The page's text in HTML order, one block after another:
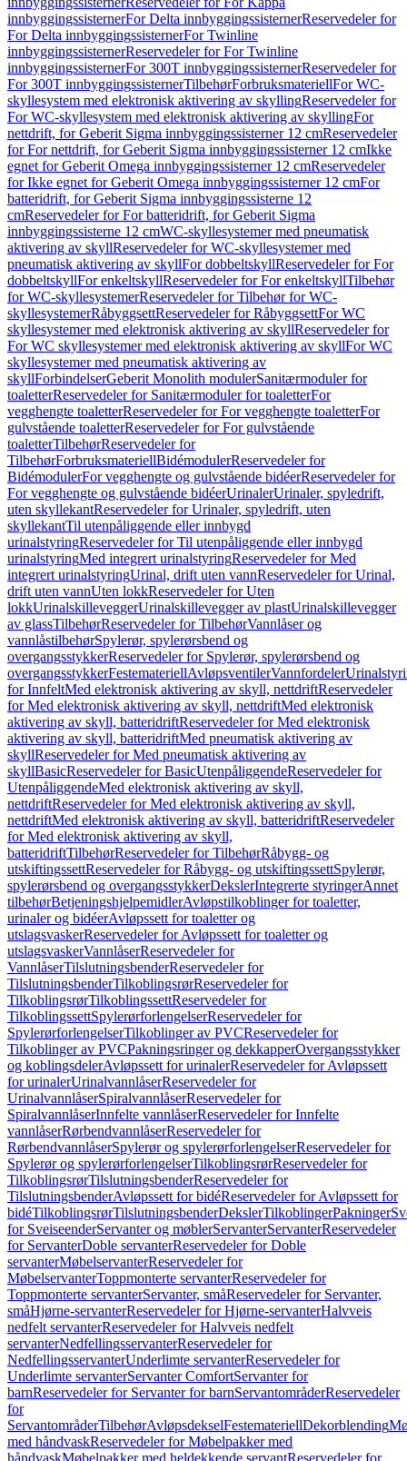
innbyggingssisternerFor Delta innbyggingssisternerReservedeler for
For Delta innbyggingssisternerFor Twinline
innbyggingssisternerReservedeler for For Twinline
innbyggingssisternerFor 300T innbyggingssisternerReservedeler for
For 300T innbyggingssisternerTilbehørForbruksmateriellFor WC-
skyllesystem med elektronisk aktivering av skyllingReservedeler for
For WC-skyllesystem med elektronisk aktivering av skyllingFor
nettdrift, for Geberit Sigma innbyggingssisterner 12 cmReservedeler
for For nettdrift, for Geberit Sigma innbyggingssisterner 12 cmIkke
egnet for Geberit Omega innbyggingssisterner 12 cmReservedeler
for Ikke egnet for Geberit Omega innbyggingssisterner 12 cmFor
batteridrift, for Geberit Sigma innbyggingssisterne 12
cmReservedeler for For batteridrift, for Geberit Sigma
innbyggingssisterne 12 cmWC-skyllesystemer med pneumatisk
aktivering av skyllReservedeler for WC-skyllesystemer med
pneumatisk aktivering av skyllFor dobbeltskyllReservedeler for For
dobbeltskyllFor enkeltskyllReservedeler for For enkeltskyllTilbehør
for WC-skyllesystemerReservedeler for Tilbehør for WC-
skyllesystemerRåbyggsettReservedeler for RåbyggsettFor WC
skyllesystemer med elektronisk aktivering av skyllReservedeler for
For WC skyllesystemer med elektronisk aktivering av skyllFor WC
skyllesystemer med pneumatisk aktivering av
skyllForbindelserGeberit Monolith modulerSanitærmoduler for
toaletterReservedeler for Sanitærmoduler for toaletterFor
vegghengte toaletterReservedeler for For vegghengte toaletterFor
gulvstående toaletterReservedeler for For gulvstående
toaletterTilbehørReservedeler for
TilbehørForbruksmateriellBidémodulerReservedeler for
BidémodulerFor vegghengte og gulvstående bidéerReservedeler for
For vegghengte og gulvstående bidéerUrinalerUrinaler, spyledrift,
uten skyllekantReservedeler for Urinaler, spyledrift, uten
skyllekantTil utenpåliggende eller innbygd
urinalstyringReservedeler for Til utenpåliggende eller innbygd
urinalstyringMed integrert urinalstyringReservedeler for Med
integrert urinalstyringUrinal, drift uten vannReservedeler for Urinal,
drift uten vannUten lokkReservedeler for Uten
lokkUrinalskilleveggerUrinalskillevegger av plastUrinalskillevegger
av glassTilbehørReservedeler for TilbehørVannlåser og
vannlåstilbehørSpylerør, spylerørsbend og
overgangsstykkerReservedeler for Spylerør, spylerørsbend og
overgangsstykkerFestemateriellAvløpsventilerVannfordeler
for InnfeltMed elektronisk aktivering av skyll, nettdriftReservedeler
for Med elektronisk aktivering av skyll, nettdriftMed elektronisk
aktivering av skyll, batteridriftReservedeler for Med elektronisk
aktivering av skyll, batteridriftMed pneumatisk aktivering av
skyllReservedeler for Med pneumatisk aktivering av
skyllBasicReservedeler for BasicUtenpåliggendeReservedeler for
UtenpåliggendeMed elektronisk aktivering av skyll,
nettdriftReservedeler for Med elektronisk aktivering av skyll,
nettdriftMed elektronisk aktivering av skyll, batteridriftReservedeler
for Med elektronisk aktivering av skyll,
batteridriftTilbehørReservedeler for TilbehørRåbygg- og
utskiftingssettReservedeler for Råbygg- og utskiftingssettSpylerør,
spylerørsbend og overgangsstykkerDekslerIntegrerte styringerAnnet
tilbehørBetjeningshjelpemidlerAvløpstilkoblinger for toaletter,
urinaler og bidéerAvløpssett for toaletter og
utslagsvaskerReservedeler for Avløpssett for toaletter og
utslagsvaskerVannlåserReservedeler for
VannlåserTilslutningsbenderReservedeler for
TilslutningsbenderTilkoblingsrørReservedeler for
TilkoblingsrørTilkoblingssettReservedeler for
TilkoblingssettSpylerørforlengelserReservedeler for
SpylerørforlengelserTilkoblinger av PVCReservedeler for
Tilkoblinger av PVCPakningsringer og dekkapperOvergangsstykker
og koblingsdelerAvløpssett for urinalerReservedeler for Avløpssett
for urinalerUrinalvannlåserReservedeler for
UrinalvannlåserSpiralvannlåserReservedeler for
SpiralvannlåserInnfelte vannlåserReservedeler for Innfelte
vannlåserRørbendvannlåserReservedeler for
RørbendvannlåserSpylerør og spylerørforlengelserReservedeler for
Spylerør og spylerørforlengelserTilkoblingsrørReservedeler for
TilkoblingsrørTilslutningsbenderReservedeler for
TilslutningsbenderAvløpssett for bidéReservedeler for Avløpssett for
bidéTilkoblingsrørTilslutningsbenderDekslerTilkoblingerPakninger
for SveiseenderServanter og møblerServanterServanterReservedeler
for ServanterDoble servanterReservedeler for Doble
servanterMøbelservanterReservedeler for
MøbelservanterToppmonterte servanterReservedeler for
Toppmonterte servanterServanter, småReservedeler for Servanter,
småHjørne-servanterReservedeler for Hjørne-servanterHalvveis
nedfelt servanterReservedeler for Halvveis nedfelt
servanterNedfellingsservanterReservedeler for
NedfellingsservanterUnderlimte servanterReservedeler for
Underlimte servanterServanter ComfortServanter for
barnReservedeler for Servanter for barnServantområderReservedeler
for
ServantområderTilbehørAvløpsdekselFestemateriellDekorblending
med håndvaskReservedeler for Møbelpakker med
håndvaskMøbelpakker med heldekkende servantReservedeler for